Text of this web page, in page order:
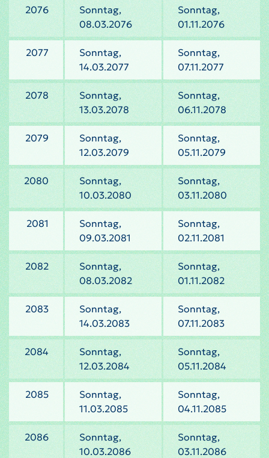
2076
Sonntag,
08.03.2076
Sonntag,
01.11.2076
2077
Sonntag,
14.03.2077
Sonntag,
07.11.2077
2078
Sonntag,
13.03.2078
Sonntag,
06.11.2078
2079
Sonntag,
12.03.2079
Sonntag,
05.11.2079
2080
Sonntag,
10.03.2080
Sonntag,
03.11.2080
2081
Sonntag,
09.03.2081
Sonntag,
02.11.2081
2082
Sonntag,
08.03.2082
Sonntag,
01.11.2082
2083
Sonntag,
14.03.2083
Sonntag,
07.11.2083
2084
Sonntag,
12.03.2084
Sonntag,
05.11.2084
2085
Sonntag,
11.03.2085
Sonntag,
04.11.2085
2086
Sonntag,
10.03.2086
Sonntag,
03.11.2086